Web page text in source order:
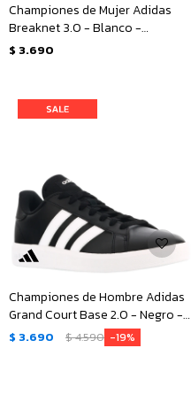
Championes de Mujer Adidas
Breaknet 3.0 - Blanco -
Plateado
$ 3.690
Championes de Hombre Adidas
Grand Court Base 2.0 - Negro -
Blanco
$ 3.690 $4.590 19